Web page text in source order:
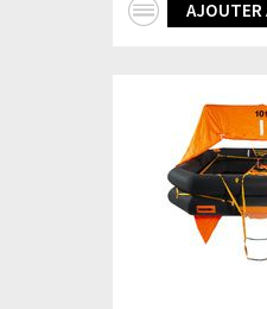
AJOUTER